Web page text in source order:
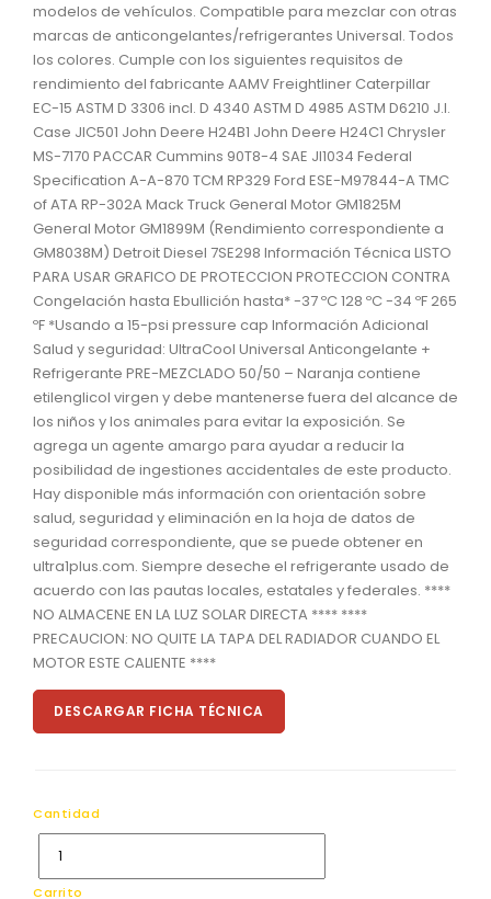
modelos de vehículos. Compatible para mezclar con otras
marcas de anticongelantes/refrigerantes Universal. Todos
los colores. Cumple con los siguientes requisitos de
rendimiento del fabricante AAMV Freightliner Caterpillar
EC-15 ASTM D 3306 incl. D 4340 ASTM D 4985 ASTM D6210 J.I.
Case JIC501 John Deere H24B1 John Deere H24C1 Chrysler
MS-7170 PACCAR Cummins 90T8-4 SAE JI1034 Federal
Specification A-A-870 TCM RP329 Ford ESE-M97844-A TMC
of ATA RP-302A Mack Truck General Motor GM1825M
General Motor GM1899M (Rendimiento correspondiente a
GM8038M) Detroit Diesel 7SE298 Información Técnica LISTO
PARA USAR GRAFICO DE PROTECCION PROTECCION CONTRA
Congelación hasta Ebullición hasta* -37 ºC 128 ºC -34 ºF 265
ºF *Usando a 15-psi pressure cap Información Adicional
Salud y seguridad: UltraCool Universal Anticongelante +
Refrigerante PRE-MEZCLADO 50/50 – Naranja contiene
etilenglicol virgen y debe mantenerse fuera del alcance de
los niños y los animales para evitar la exposición. Se
agrega un agente amargo para ayudar a reducir la
posibilidad de ingestiones accidentales de este producto.
Hay disponible más información con orientación sobre
salud, seguridad y eliminación en la hoja de datos de
seguridad correspondiente, que se puede obtener en
ultra1plus.com. Siempre deseche el refrigerante usado de
acuerdo con las pautas locales, estatales y federales. ****
NO ALMACENE EN LA LUZ SOLAR DIRECTA **** ****
PRECAUCION: NO QUITE LA TAPA DEL RADIADOR CUANDO EL
MOTOR ESTE CALIENTE ****
DESCARGAR FICHA TÉCNICA
Cantidad
Carrito